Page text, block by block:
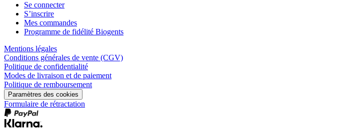
Se connecter
S’inscrire
Mes commandes
Programme de fidélité Biogents
Mentions légales
Conditions générales de vente (CGV)
Politique de confidentialité
Modes de livraison et de paiement
Politique de remboursement
Paramètres des cookies
Formulaire de rétractation